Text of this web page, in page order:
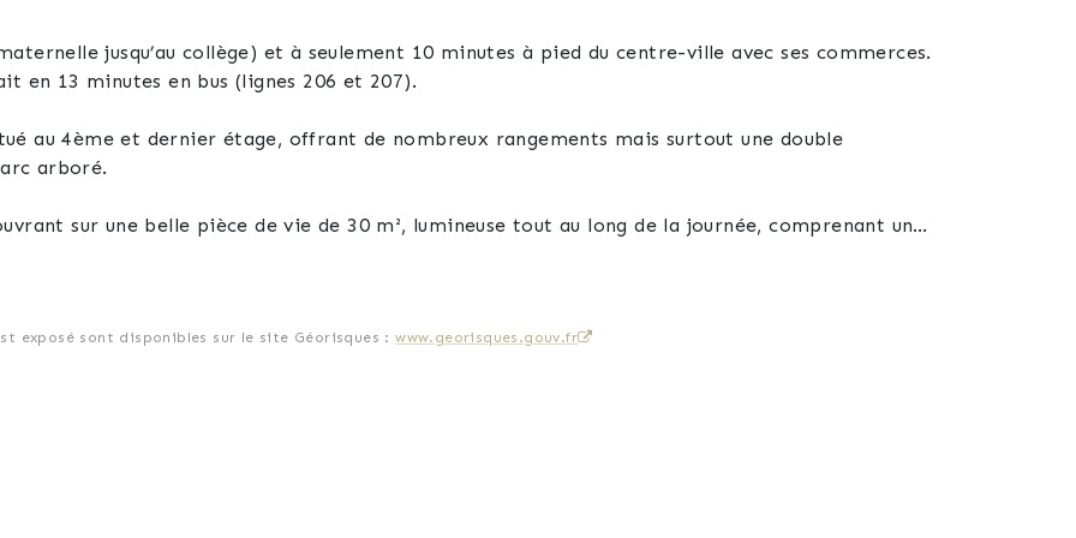
jusqu’au collège) et à seulement 10 minutes à pied du centre-ville avec ses commerces.
en 13 minutes en bus (lignes 206 et 207).
au 4ème et dernier étage, offrant de nombreux rangements mais surtout une double
arboré.
sur une belle pièce de vie de 30 m², lumineuse tout au long de la journée, comprenant une
avec placards, d’une salle de bain avec espace buanderie et WC, ainsi que d’une salle d’eau avec
exposé sont disponibles sur le site Géorisques :www.georisques.gouv.fr